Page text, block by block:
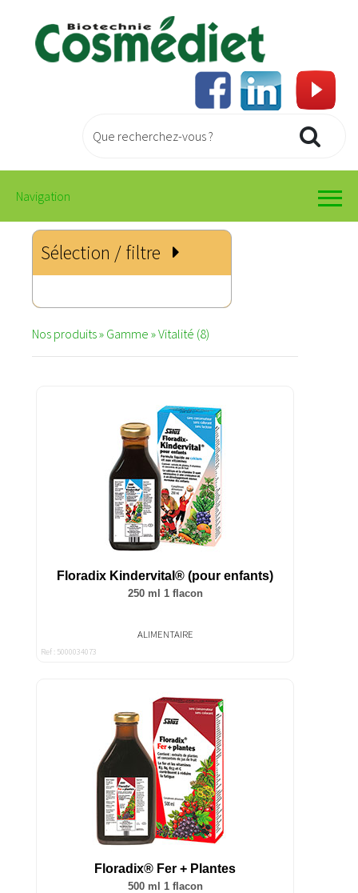
Navigation
Sélection / filtre
Nos produits » Gamme » Vitalité (8)
Floradix Kindervital® (pour enfants)
250 ml 1 flacon
ALIMENTAIRE
Ref : 5000034073
Floradix® Fer + Plantes
500 ml 1 flacon